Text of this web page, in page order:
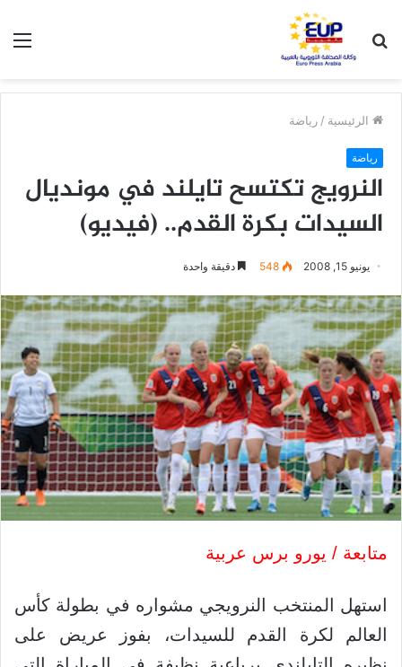
عن
الرئيسية / رياضة
رياضة
النرويج تكتسح تايلند في مونديال
السيدات بكرة القدم.. (فيديو)
يونيو 15, 2008 548 دقيقة واحدة
متابعة / يورو برس عربية
استهل المنتخب النرويجي مشواره في بطولة كأس
العالم لكرة القدم للسيدات، بفوز عريض على